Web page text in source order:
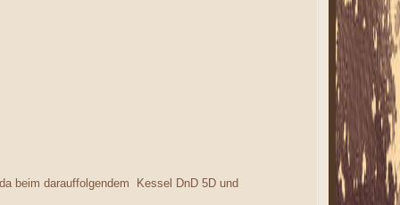
beim darauffolgendem Kessel DnD 5D und